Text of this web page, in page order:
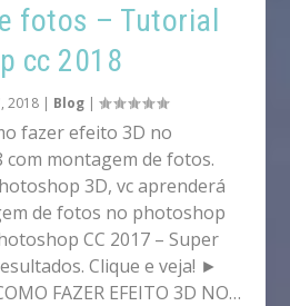
fotos – Tutorial
cc 2018
2018 | Blog |
fazer efeito 3D no
com montagem de fotos.
3D, vc aprenderá
de fotos no photoshop
CC 2017 – Super
Clique e veja! ►
FAZER EFEITO 3D NO…